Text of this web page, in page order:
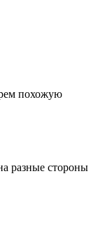
похожую
разные стороны